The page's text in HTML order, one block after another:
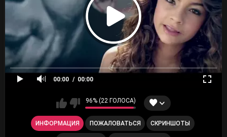
00:00 00:00
96% (22 ГОЛОСА)
ИНФОРМАЦИЯ ПОЖАЛОВАТЬСЯ СКРИНШОТЫ